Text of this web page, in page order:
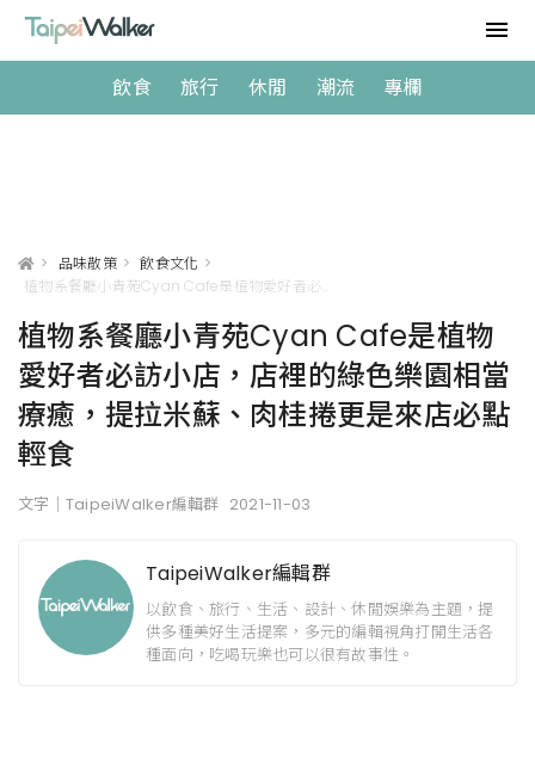
飲食 旅行 休閒 潮流 專欄
> 品味散策 > 飲食文化 >
植物系餐廳小青苑Cyan Cafe是植物
愛好者必訪小店，店裡的綠色樂園相當
療癒，提拉米蘇、肉桂捲更是來店必點
輕食
文字｜TaipeiWalker編輯群 2021-11-03
TaipeiWalker編輯群
以飲食、旅行、生活、設計、休閒娛樂為主題，提
供多種美好生活提案，多元的編輯視角打開生活各
種面向，吃喝玩樂也可以很有故事性。